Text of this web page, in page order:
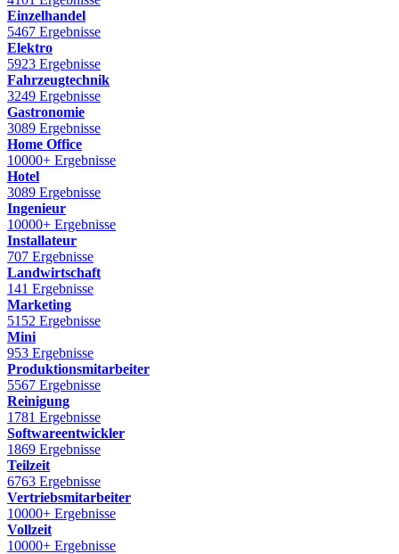
Einzelhandel
5467 Ergebnisse
Elektro
5923 Ergebnisse
Fahrzeugtechnik
3249 Ergebnisse
Gastronomie
3089 Ergebnisse
Home Office
10000+ Ergebnisse
Hotel
3089 Ergebnisse
Ingenieur
10000+ Ergebnisse
Installateur
707 Ergebnisse
Landwirtschaft
141 Ergebnisse
Marketing
5152 Ergebnisse
Mini
953 Ergebnisse
Produktionsmitarbeiter
5567 Ergebnisse
Reinigung
1781 Ergebnisse
Softwareentwickler
1869 Ergebnisse
Teilzeit
6763 Ergebnisse
Vertriebsmitarbeiter
10000+ Ergebnisse
Vollzeit
10000+ Ergebnisse